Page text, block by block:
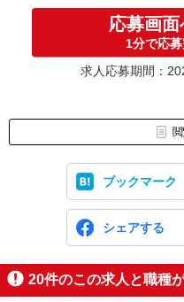
応募⇒最短で2日後からの勤務
応募画
1分で応
求人応募期間：
ブックマーク
シェアする
20件のこの求人と職種